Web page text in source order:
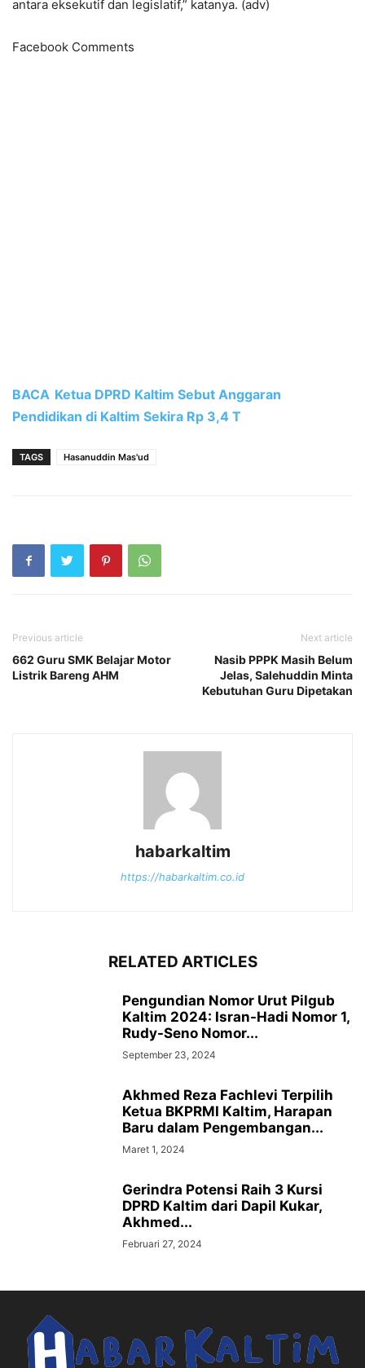
antara eksekutif dan legislatif,” katanya. (adv)
Facebook Comments
BACA Ketua DPRD Kaltim Sebut Anggaran
Pendidikan di Kaltim Sekira Rp 3,4 T
TAGS Hasanuddin Mas'ud
Previous article
662 Guru SMK Belajar Motor
Listrik Bareng AHM
Next article
Nasib PPPK Masih Belum
Jelas, Salehuddin Minta
Kebutuhan Guru Dipetakan
habarkaltim
https://habarkaltim.co.id
RELATED ARTICLES
Pengundian Nomor Urut Pilgub
Kaltim 2024: Isran-Hadi Nomor 1,
Rudy-Seno Nomor...
September 23, 2024
Akhmed Reza Fachlevi Terpilih
Ketua BKPRMI Kaltim, Harapan
Baru dalam Pengembangan...
Maret 1, 2024
Gerindra Potensi Raih 3 Kursi
DPRD Kaltim dari Dapil Kukar,
Akhmed...
Februari 27, 2024